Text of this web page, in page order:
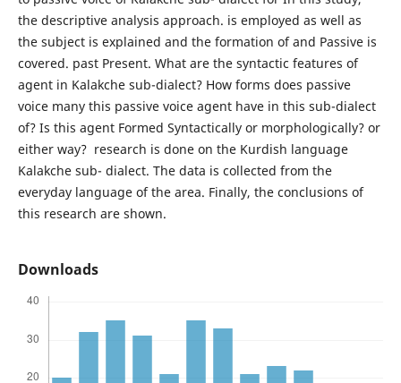
the descriptive analysis approach. is employed as well as
the subject is explained and the formation of and Passive is
covered. past Present. What are the syntactic features of
agent in Kalakche sub-dialect? How forms does passive
voice many this passive voice agent have in this sub-dialect
of? Is this agent Formed Syntactically or morphologically? or
either way? research is done on the Kurdish language
Kalakche sub- dialect. The data is collected from the
everyday language of the area. Finally, the conclusions of
this research are shown.
Downloads